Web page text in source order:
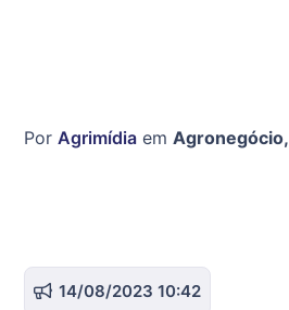
Por Agrimídia em Agronegócio,
14/08/2023 10:42